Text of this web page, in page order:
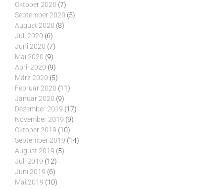
Oktober 2020 (7)
September 2020 (5)
August 2020 (8)
Juli 2020 (6)
Juni 2020 (7)
Mai 2020 (9)
April 2020 (9)
März 2020 (5)
Februar 2020 (11)
Januar 2020 (9)
Dezember 2019 (17)
November 2019 (9)
Oktober 2019 (10)
September 2019 (14)
August 2019 (5)
Juli 2019 (12)
Juni 2019 (6)
Mai 2019 (10)